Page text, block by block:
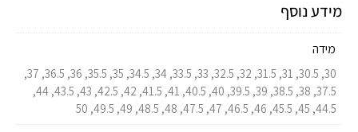
מידע נוסף
מידה
30, 30.5, 31, 31.5, 32, 32.5, 33, 33.5, 34, 34.5, 35, 35.5, 36, 36.5, 37,
37.5, 38, 38.5, 39, 39.5, 40, 40.5, 41, 41.5, 42, 42.5, 43, 43.5, 44,
44.5, 45, 45.5, 46, 46.5, 47, 47.5, 48, 48.5, 49, 49.5, 50